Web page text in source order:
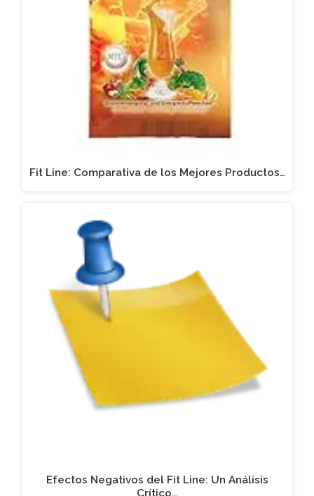
Fit Line: Comparativa de los Mejores Productos…
Efectos Negativos del Fit Line: Un Análisis
Crítico…